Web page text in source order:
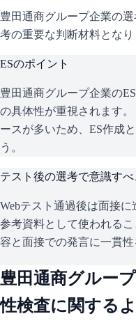
豊田通商グループ企業の
考の重要な判断材料となり
ESのポイント
豊田通商グループ企業の
の具体性が重視されます
ースが多いため、ES作成
う。
テスト後の選考で意識すべ
Webテスト通過後は面接
参考資料として使われる
容と面接での発言に一貫
豊田通商グルー
性検査に関する